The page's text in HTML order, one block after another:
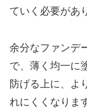
ていく必要があ
余分なファンデ
で、薄く均一に
防げる上に、よ
れにくくなりま